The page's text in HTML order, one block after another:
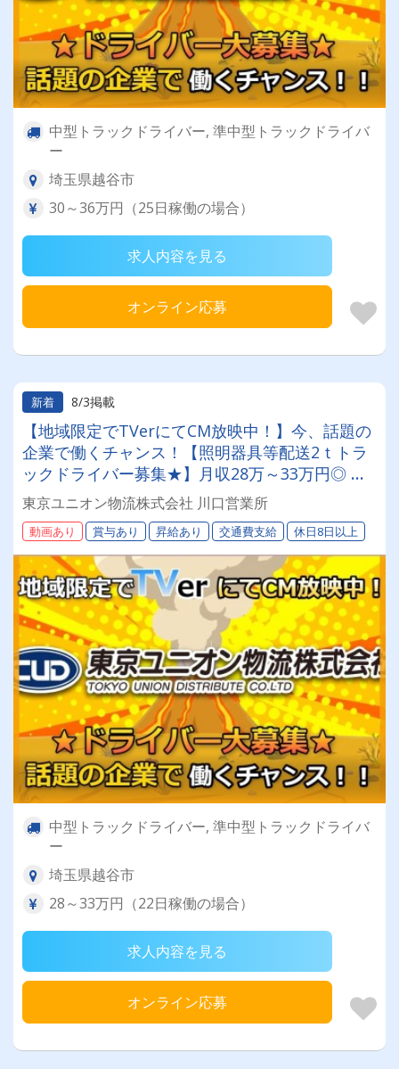
中型トラックドライバー, 準中型トラックドライバ
ー
埼玉県越谷市
30～36万円（25日稼働の場合）
求人内容を見る
オンライン応募
新着 8/3掲載
【地域限定でTVerにてCM放映中！】今、話題の
企業で働くチャンス！【照明器具等配送2ｔトラ
ックドライバー募集★】月収28万～33万円◎ 賞
与年2回／昇給有／福利厚生充実／仕事量安定／
未経験歓迎◎【年間休日113日以上】連休もあり
◎プライベート充実可◎「安心・安全」で働く。
東京ユニオン物流でドライバーライフを送りませ
んか？
東京ユニオン物流株式会社 川口営業所
動画あり 賞与あり 昇給あり 交通費支給 休日8日以上
中型トラックドライバー, 準中型トラックドライバ
ー
埼玉県越谷市
28～33万円（22日稼働の場合）
求人内容を見る
オンライン応募